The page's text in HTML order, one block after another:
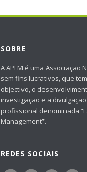
SOBRE
A APFM é uma Associação
sem fins lucrativos, que
objectivo, o
investigação e a
profissional denominada
Management”.
REDES SOCIAIS